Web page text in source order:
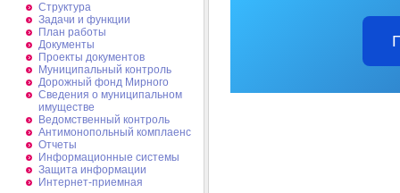
Структура
Задачи и функции
План работы
Документы
Проекты документов
Муниципальный контроль
Дорожный фонд Мирного
Cведения о муниципальном
имуществе
Ведомственный контроль
Антимонопольный комплаенс
Отчеты
Информационные системы
Защита информации
Интернет-приемная